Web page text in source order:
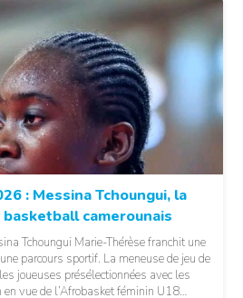
© Basket 237
: Messina Tchoungui, la
camerounais
Tchoungui Marie-Thérèse franchit une
parcours sportif. La meneuse de jeu de
joueuses présélectionnées avec les
vue de l’Afrobasket féminin U18